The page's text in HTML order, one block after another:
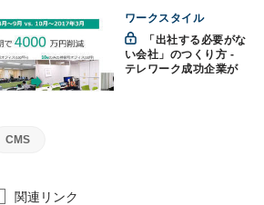
ワークスタイル
い会社」のつくり方 -
テレワーク成功企業が
CMS
関連リンク